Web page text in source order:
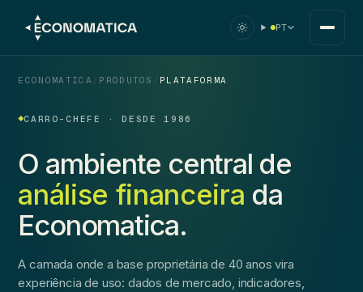
PT
ECONOMATICA / PRODUTOS / PLATAFORMA
CARRO-CHEFE · DESDE 1986
O ambiente central de
análise financeira da
Economatica.
A camada onde a base proprietária de 40 anos vira
experiência de uso: dados de mercado, indicadores,